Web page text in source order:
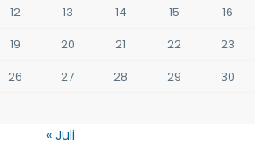
12 13 14 15
16
19 20 21 22
23
26 27 28 29
30
« Juli